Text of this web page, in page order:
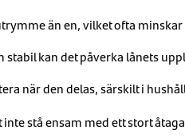
än en, vilket ofta
kan det påverka lånets
när den delas, särskilt i
stå ensam med ett stort